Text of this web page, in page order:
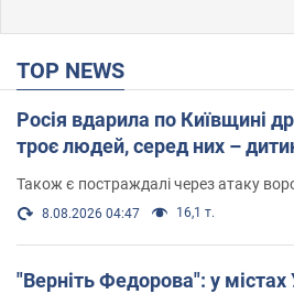
TOP NEWS
Росія вдарила по Київщині
троє людей, серед них –
Також є постраждалі через атаку
8.08.2026 04:47 16,1 т.
"Верніть Федорова": у містах